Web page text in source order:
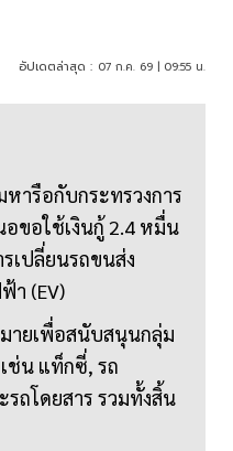
อัปเดตล่าสุด : 07 ก.ค. 69 | 09:55 น.
ารือกับกระทรวงการ
ขอใช้เงินกู้ 2.4 หมื่น
เปลี่ยนรถขนส่ง
า (EV)
มายเพื่อสนับสนุนกลุ่ม
ช่น แท็กซี่, รถ
ถโดยสาร รวมทั้งสิ้น